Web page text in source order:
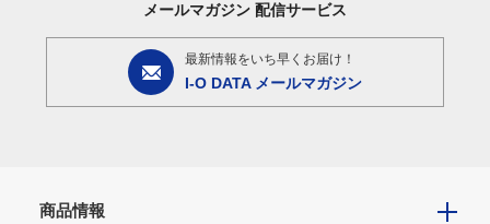
メールマガジン 配信サービス
最新情報をいち早くお届け！
I-O DATA メールマガジン
商品情報